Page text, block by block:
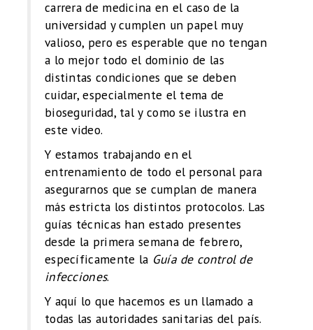
carrera de medicina en el caso de la
universidad y cumplen un papel muy
valioso, pero es esperable que no tengan
a lo mejor todo el dominio de las
distintas condiciones que se deben
cuidar, especialmente el tema de
bioseguridad, tal y como se ilustra en
este video.
Y estamos trabajando en el
entrenamiento de todo el personal para
asegurarnos que se cumplan de manera
más estricta los distintos protocolos. Las
guías técnicas han estado presentes
desde la primera semana de febrero,
específicamente la Guía de control de
infecciones.
Y aquí lo que hacemos es un llamado a
todas las autoridades sanitarias del país.